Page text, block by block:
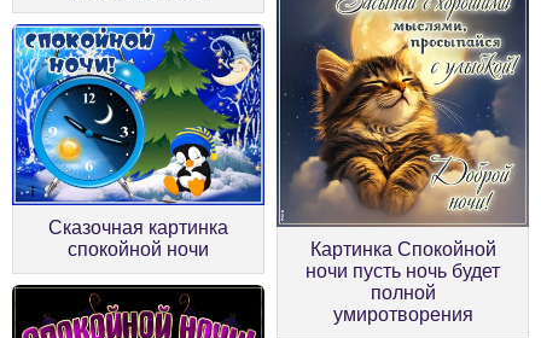
Сказочная картинка
спокойной ночи
Картинка Спокойной
ночи пусть ночь будет
полной
умиротворения